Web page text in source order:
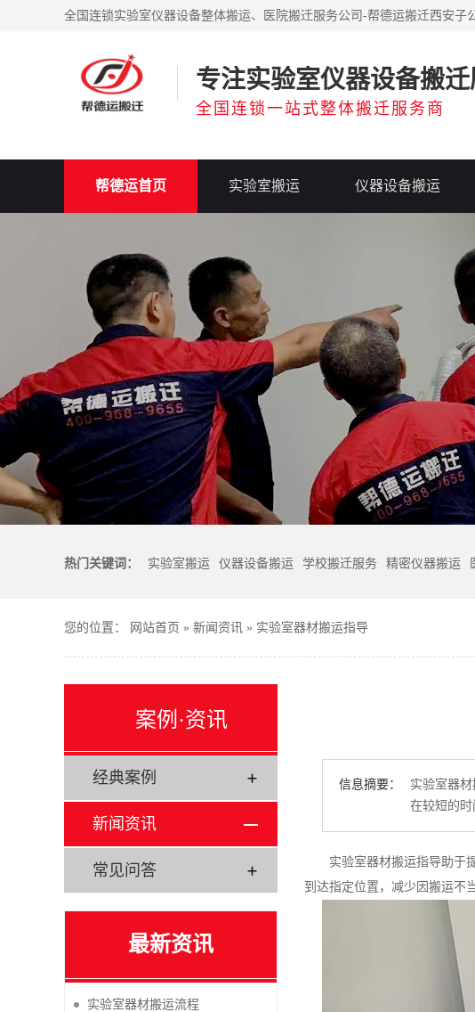
全国连锁实验室仪器设备整体搬运、医院搬迁服务公司-帮德运搬迁西安子
专注实验室仪器设备搬
全国连锁一站式整体搬迁服务商
帮德运首页 实验室搬运 仪器设备搬运
热门关键词： 实验室搬运 仪器设备搬运 学校搬迁服务 精密仪器搬运
您的位置： 网站首页 » 新闻资讯 » 实验室器材搬运指导
信息摘要：
实验室器
在较短的时
实验室器材搬运指导助于
到达指定位置，减少因搬运不
案例·资讯
经典案例
新闻资讯
常见问答
最新资讯
实验室器材搬运流程